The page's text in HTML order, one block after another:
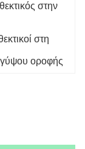
στην
στη
γύψου οροφής